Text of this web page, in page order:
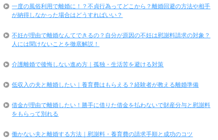
一度の風俗利用で離婚に！？不貞行為ってどこから？離婚回避の方法や相手
が納得しなかった場合はどうすればいい？
不妊が理由で離婚なんてできるの？自分が原因の不妊は慰謝料請求の対象？
人には聞けないことを徹底解説！
介護離婚で後悔しない進め方｜孤独・生活苦を避ける対策
低収入の夫と離婚したい｜養育費はもらえる？経験者が教える離婚準備
借金が理由で離婚したい！勝手に借りた借金を払わないで財産分与と慰謝料
をもらって別れる
働かない夫と離婚する方法｜慰謝料・養育費の請求手順と成功のコツ